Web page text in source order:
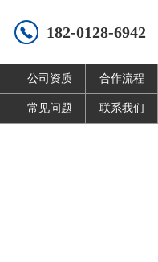
182-0128-6942
公司资质 合作流程
常见问题 联系我们